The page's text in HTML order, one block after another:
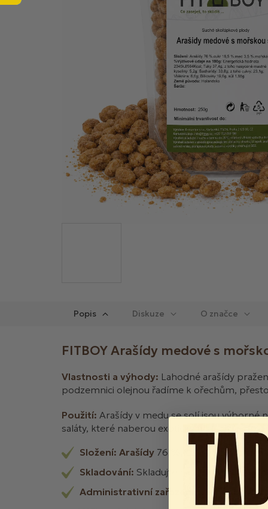
Popis Diskuze
FITBOY Arašídy medové s
Vlastnosti a výhody: Lahodné arašídy
podzemnici olejnou řadíme k ořechům,
Použití: Arašídy v medu se solí jsou výborné
saláty, které naberou exotický nádech nebo
Složení: Arašídy 76 %, cukr 18,5 %, med
Skladování: Skladujte na temném,
Administrativní zařazení
: Suché